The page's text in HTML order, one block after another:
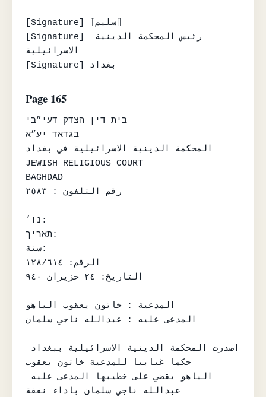
[Signature] ⟦سليم⟧
[Signature] رئيس المحكمة الدينية
الاسرائيلية
[Signature] بغداد
Page 165
בית דין הצדק דעי״בי
בגדאד יע״א
المحكمة الدينية الاسرائيلية في بغداد
JEWISH RELIGIOUS COURT
BAGHDAD
رقم التلفون : ٢٥٨٣
נו׳:
תאריך:
سنة:
الرقم: ١٢٨/٦١٤
التاريخ: ٢٤ حزيران ٩٤٠
المدعية : خاتون يعقوب الياهو
المدعى عليه : عبدالله ناجي سلمان
حكما غيابيا للمدعية خاتون يعقوب
عبدالله ناجي سلمان باداء نفقة